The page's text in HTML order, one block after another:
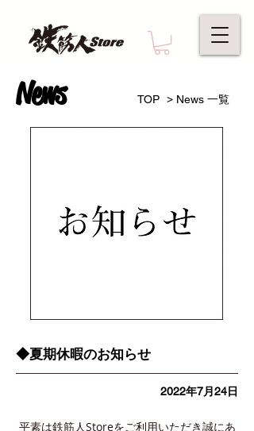
News TOP> News 一覧
◆夏期休暇のお知らせ
2022年7月24日
平素は鉄筋人Storeをご利用いただき誠にあ